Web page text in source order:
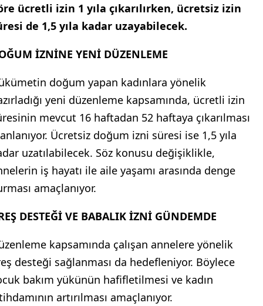
ücretli izin 1 yıla çıkarılırken, ücretsiz izin
de 1,5 yıla kadar uzayabilecek.
İZNİNE YENİ DÜZENLEME
doğum yapan kadınlara yönelik
yeni düzenleme kapsamında, ücretli izin
mevcut 16 haftadan 52 haftaya çıkarılması
Ücretsiz doğum izni süresi ise 1,5 yıla
uzatılabilecek. Söz konusu değişiklikle,
iş hayatı ile aile yaşamı arasında denge
amaçlanıyor.
DESTEĞİ VE BABALIK İZNİ GÜNDEMDE
kapsamında çalışan annelere yönelik
desteği sağlanması da hedefleniyor. Böylece
bakım yükünün hafifletilmesi ve kadın
artırılması amaçlanıyor.